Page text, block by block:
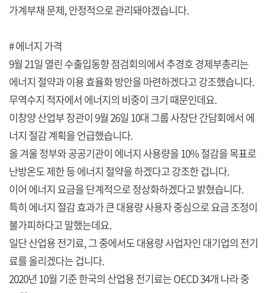
가계부채 문제, 안정적으로 관리돼야겠습니다.
# 에너지 가격
9월 21일 열린 수출입동향 점검회의에서 추경호 경제부총리는
에너지 절약과 이용 효율화 방안을 마련하겠다고 강조했습니다.
무역수지 적자에서 에너지의 비중이 크기 때문인데요.
이창양 산업부 장관이 9월 26일 10대 그룹 사장단 간담회에서 에
너지 절감 계획을 언급했습니다.
올 겨울 정부와 공공기관이 에너지 사용량을 10% 절감을 목표로
난방온도 제한 등 에너지 절약을 하겠다고 강조한 겁니다.
이어 에너지 요금을 단계적으로 정상화하겠다고 밝혔습니다.
특히 에너지 절감 효과가 큰 대용량 사용자 중심으로 요금 조정이
불가피하다고 말했는데요.
일단 산업용 전기료, 그 중에서도 대용량 사업자인 대기업의 전기
료를 올리겠다는 겁니다.
2020년 10월 기준 한국의 산업용 전기료는 OECD 34개 나라 중